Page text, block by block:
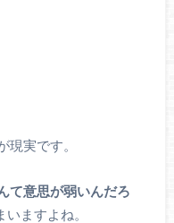
現実です。
て意思が弱いんだろ
ますよね。